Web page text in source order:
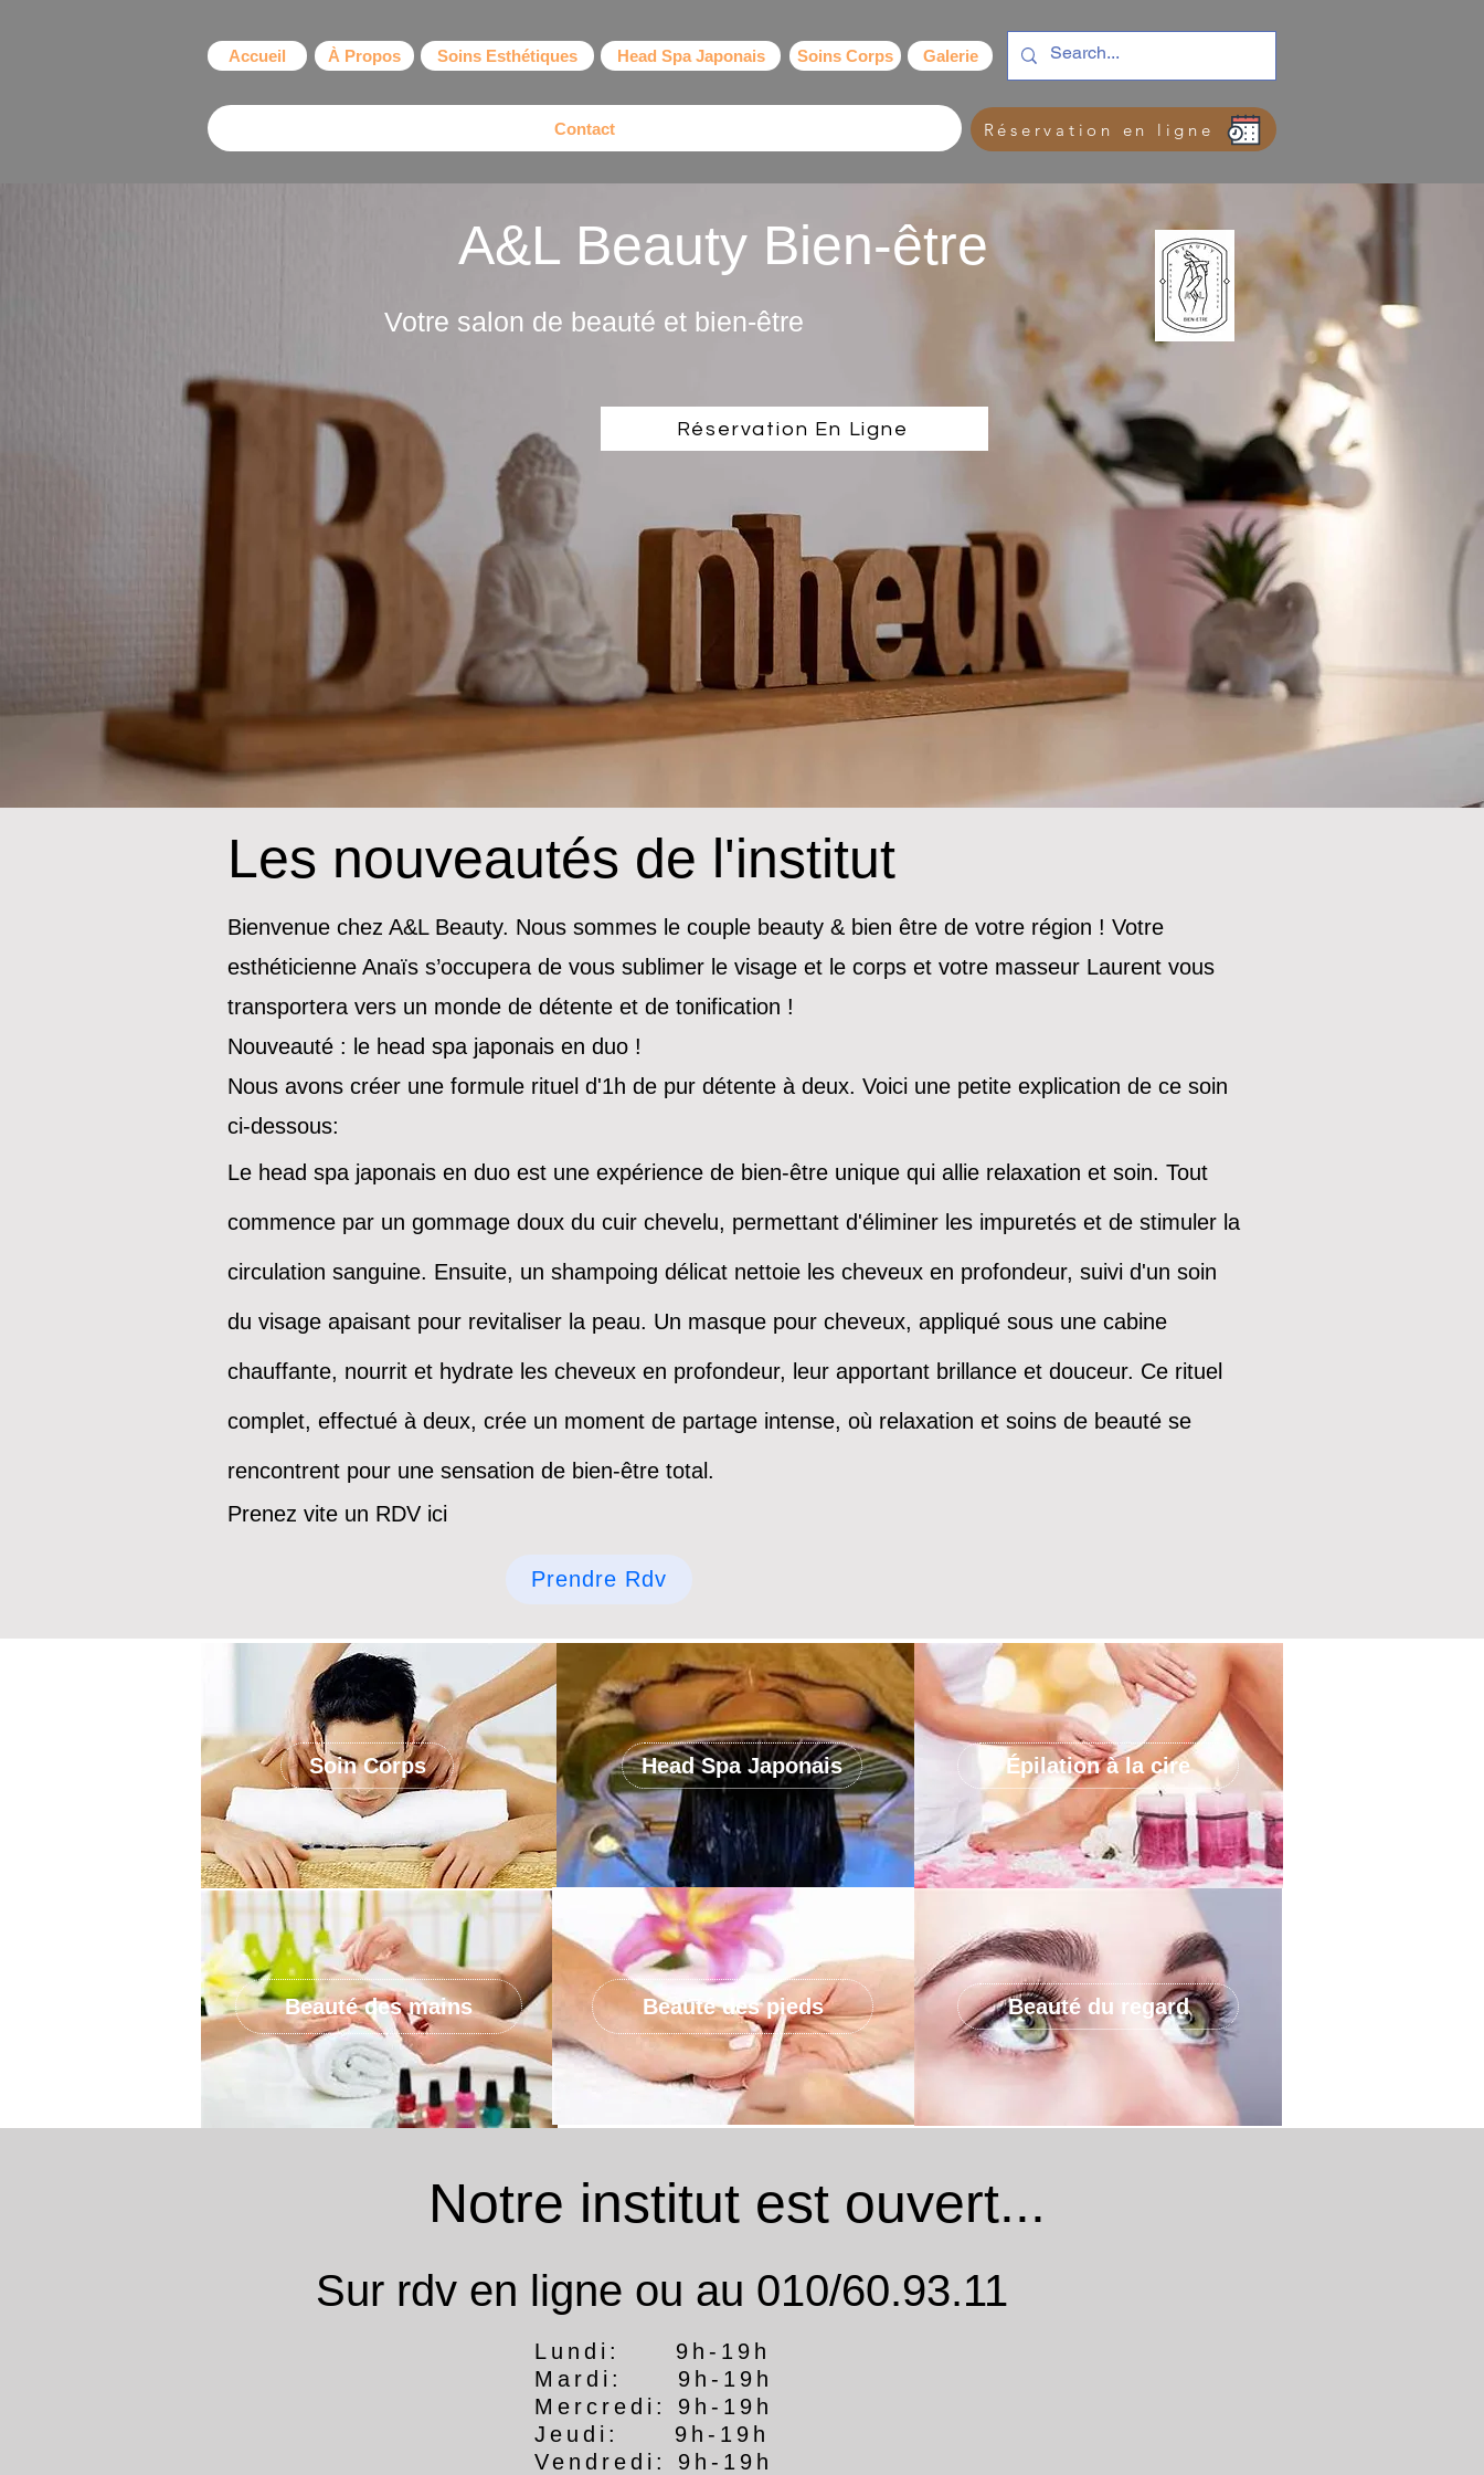
Accueil À Propos Soins Esthétiques Head Spa Japonais Soins Corps Galerie
Contact Réservation en ligne
A&L Beauty Bien-être
Votre salon de beauté et bien-être
Réservation En Ligne
Les nouveautés de l'institut
Bienvenue chez A&L Beauty. Nous sommes le couple beauty & bien être de votre région ! Votre
esthéticienne Anaïs s’occupera de vous sublimer le visage et le corps et votre masseur Laurent vous
transportera vers un monde de détente et de tonification !
Nouveauté : le head spa japonais en duo !
Nous avons créer une formule rituel d'1h de pur détente à deux. Voici une petite explication de ce soin
ci-dessous:
Le head spa japonais en duo est une expérience de bien-être unique qui allie relaxation et soin. Tout
commence par un gommage doux du cuir chevelu, permettant d'éliminer les impuretés et de stimuler la
circulation sanguine. Ensuite, un shampoing délicat nettoie les cheveux en profondeur, suivi d'un soin
du visage apaisant pour revitaliser la peau. Un masque pour cheveux, appliqué sous une cabine
chauffante, nourrit et hydrate les cheveux en profondeur, leur apportant brillance et douceur. Ce rituel
complet, effectué à deux, crée un moment de partage intense, où relaxation et soins de beauté se
rencontrent pour une sensation de bien-être total.
Prenez vite un RDV ici
Prendre Rdv
Head Spa Japonais Épilation à la cire
Soin Corps
Beauté des mains Beauté du regard
Beauté des pieds
Notre institut est ouvert...
Sur rdv en ligne ou au 010/60.93.11
Lundi: 9h-19h
Mardi: 9h-19h
Mercredi: 9h-19h
Jeudi: 9h-19h
Vendredi: 9h-19h